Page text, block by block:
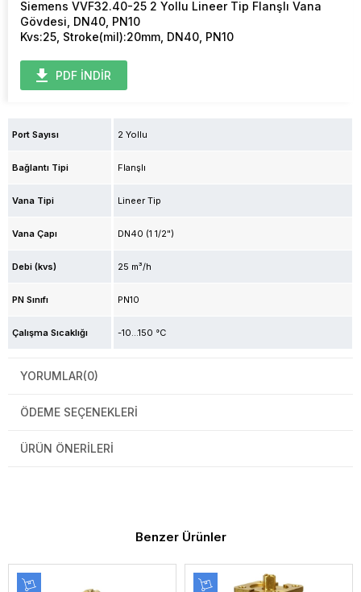
Siemens VVF32.40-25 2 Yollu Lineer Tip Flanşlı Vana
Gövdesi, DN40, PN10
Kvs:25, Stroke(mil):20mm, DN40, PN10
PDF İNDİR
Port Sayısı 2 Yollu
Bağlantı Tipi Flanşlı
Vana Tipi Lineer Tip
Vana Çapı DN40 (1 1/2")
Debi (kvs) 25 m³/h
PN Sınıfı PN10
Çalışma Sıcaklığı -10...150 °C
YORUMLAR(0)
ÖDEME SEÇENEKLERI
ÜRÜN ÖNERILERI
Benzer Ürünler